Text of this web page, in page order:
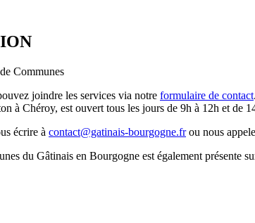
Communes
joindre les services via notre formulaire de contact.
à Chéroy, est ouvert tous les jours de 9h à 12h et de
écrire à contact@gatinais-bourgogne.frou nous
du Gâtinais en Bourgogne est également présente